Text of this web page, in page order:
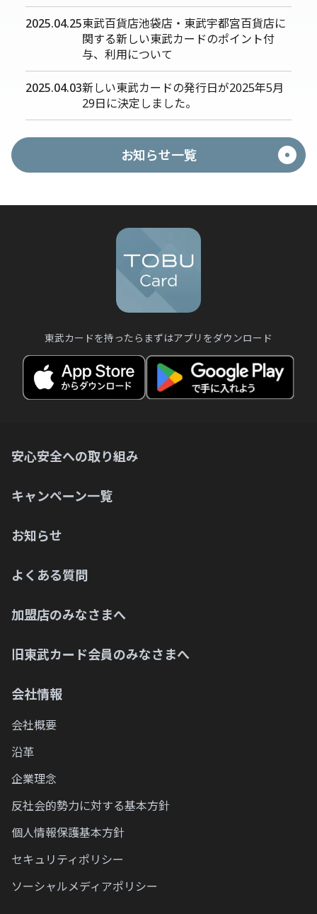
2025.04.25東武百貨店池袋店・東武宇都宮百貨店に
関する新しい東武カードのポイント付
与、利用について
2025.04.03新しい東武カードの発行日が2025年5月
29日に決定しました。
お知らせ一覧
東武カードを持ったらまずはアプリをダウンロード
安心安全への取り組み
キャンペーン一覧
お知らせ
よくある質問
加盟店のみなさまへ
旧東武カード会員のみなさまへ
会社情報
会社概要
沿革
企業理念
反社会的勢力に対する基本方針
個人情報保護基本方針
セキュリティポリシー
ソーシャルメディアポリシー